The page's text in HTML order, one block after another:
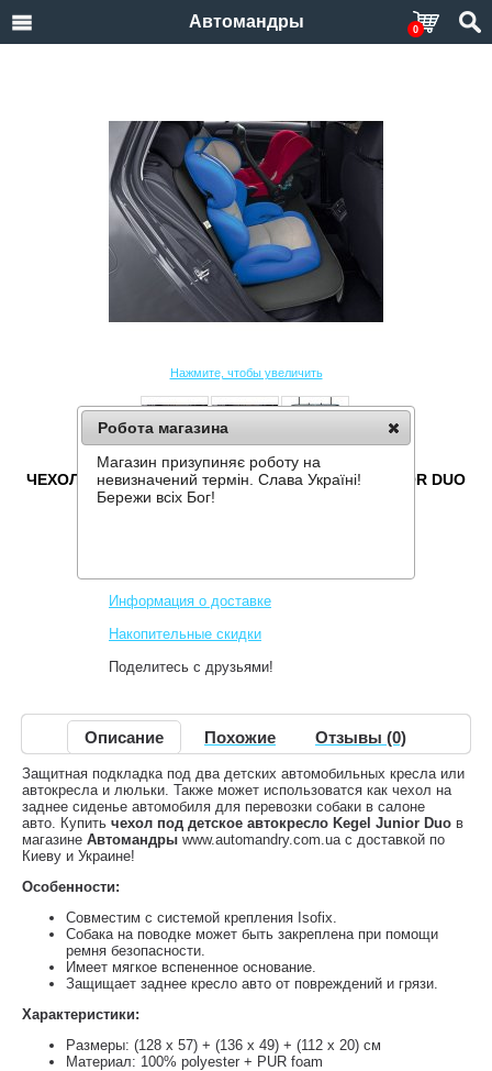
Автомандры 0
Нажмите, чтобы увеличить
ЧЕХОЛ ПОД ДЕТСКОЕ АВТОКРЕСЛО KEGEL JUNIOR DUO
Информация о доставке
Накопительные скидки
Поделитесь с друзьями!
Описание Похожие Отзывы (0)
Защитная подкладка под два детских автомобильных кресла или
автокресла и люльки. Также может использоватся как чехол на
заднее сиденье автомобиля для перевозки собаки в салоне
авто. Купить чехол под детское автокресло Kegel Junior Duo в
магазине Автомандры www.automandry.com.ua с доставкой по
Киеву и Украине!
Особенности:
Совместим с системой крепления Isofix.
Собака на поводке может быть закреплена при помощи
ремня безопасности.
Имеет мягкое вспененное основание.
Защищает заднее кресло авто от повреждений и грязи.
Характеристики:
Размеры: (128 х 57) + (136 х 49) + (112 х 20) см
Материал: 100% polyester + PUR foam
Робота магазина
Магазин призупиняє роботу на
невизначений термін. Слава Україні!
Бережи всіх Бог!